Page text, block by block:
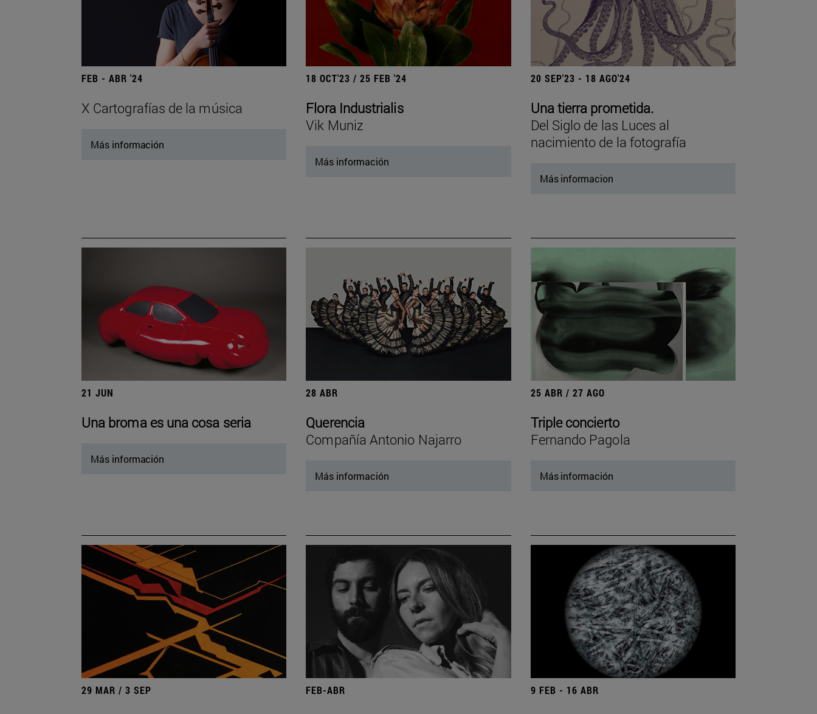
FEB - ABR '24
X Cartografías de la música
Más información
18 OCT'23 / 25 FEB '24
Flora Industrialis
Vik Muniz
Más información
20 SEP'23 - 18 AGO'24
Una tierra prometida.
Del Siglo de las Luces al
nacimiento de la fotografía
Más informacion
21 JUN
Una broma es una cosa seria
Más información
28 ABR
Querencia
Compañía Antonio Najarro
Más información
25 ABR / 27 AGO
Triple concierto
Fernando Pagola
Más información
29 MAR / 3 SEP FEB-ABR 9 FEB - 16 ABR